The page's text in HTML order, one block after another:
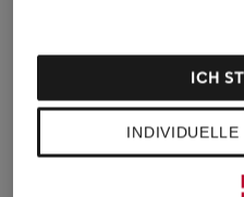
Johann
INDIVIDUELLE
ICH